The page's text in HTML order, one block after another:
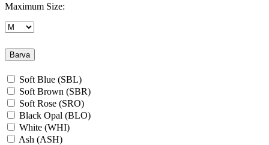
Maximum Size:
Barva
Soft Blue (SBL)
Soft Brown (SBR)
Soft Rose (SRO)
Black Opal (BLO)
White (WHI)
Ash (ASH)